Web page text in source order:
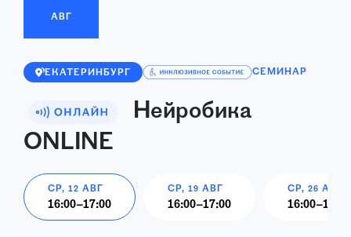
АВГ
ЕКАТЕРИНБУРГ СЕМИНАР
Нейробика
ONLINE
СР, 12 АВГ
16:00–17:00
СР, 19 АВГ
16:00–17:00
СР, 26 АВГ
16:00–17:00